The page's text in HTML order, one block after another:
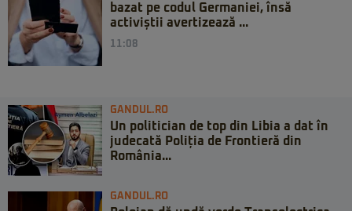
bazat pe codul Germaniei, însă
activiștii avertizează ...
11:08
GANDUL.RO
Un politician de top din Libia a dat în
judecată Poliția de Frontieră din
România...
GANDUL.RO